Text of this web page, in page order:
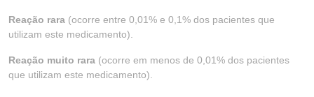
Reação rara (ocorre entre 0,01% e 0,1% dos pacientes que
utilizam este medicamento).
Reação muito rara (ocorre em menos de 0,01% dos pacientes
que utilizam este medicamento).